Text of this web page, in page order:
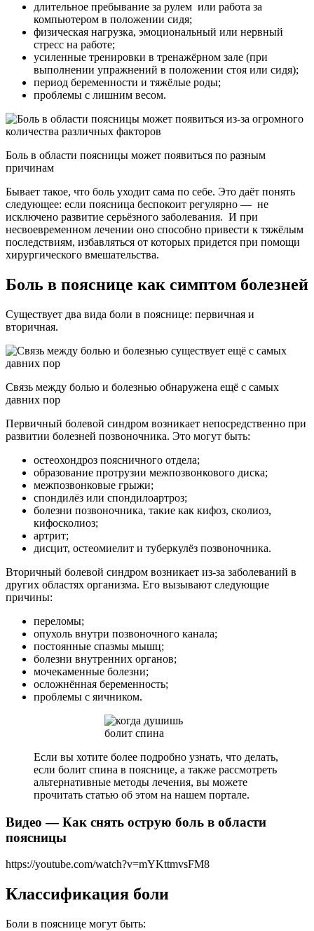
длительное пребывание за рулем или работа за
компьютером в положении сидя;
физическая нагрузка, эмоциональный или нервный
стресс на работе;
усиленные тренировки в тренажёрном зале (при
выполнении упражнений в положении стоя или сидя);
период беременности и тяжёлые роды;
проблемы с лишним весом.
Боль в области поясницы может появиться по разным
причинам
Бывает такое, что боль уходит сама по себе. Это даёт понять
следующее: если поясница беспокоит регулярно — не
исключено развитие серьёзного заболевания. И при
несвоевременном лечении оно способно привести к тяжёлым
последствиям, избавляться от которых придется при помощи
хирургического вмешательства.
Боль в пояснице как симптом болезней
Существует два вида боли в пояснице: первичная и
вторичная.
Связь между болью и болезнью обнаружена ещё с самых
давних пор
Первичный болевой синдром возникает непосредственно при
развитии болезней позвоночника. Это могут быть:
остеохондроз поясничного отдела;
образование протрузии межпозвонкового диска;
межпозвонковые грыжи;
спондилёз или спондилоартроз;
болезни позвоночника, такие как кифоз, сколиоз,
кифосколиоз;
артрит;
дисцит, остеомиелит и туберкулёз позвоночника.
Вторичный болевой синдром возникает из-за заболеваний в
других областях организма. Его вызывают следующие
причины:
переломы;
опухоль внутри позвоночного канала;
постоянные спазмы мышц;
болезни внутренних органов;
мочекаменные болезни;
осложнённая беременность;
проблемы с яичником.
Если вы хотите более подробно узнать, что делать,
если болит спина в пояснице, а также рассмотреть
альтернативные методы лечения, вы можете
прочитать статью об этом на нашем портале.
Видео —Как снять острую боль в области
поясницы
https://youtube.com/watch?v=mYKttmvsFM8
Классификация боли
Боли в пояснице могут быть: